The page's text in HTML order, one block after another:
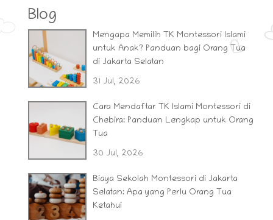
Blog
Mengapa Memilih TK Montessori Islami
untuk Anak? Panduan bagi Orang Tua
di Jakarta Selatan
31 Jul, 2026
Cara Mendaftar TK Islami Montessori di
Chebira: Panduan Lengkap untuk Orang
Tua
30 Jul, 2026
Biaya Sekolah Montessori di Jakarta
Selatan: Apa yang Perlu Orang Tua
Ketahui